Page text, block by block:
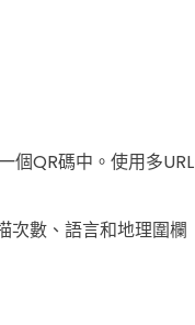
個QR碼中。使用多URL
次數、語言和地理圍欄